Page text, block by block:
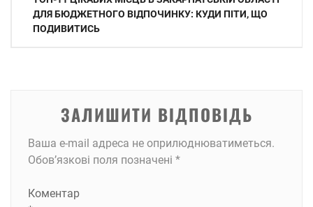
записів
ДЛЯ БЮДЖЕТНОГО ВІДПОЧИНКУ: КУДИ ПІТИ, ЩО
ПОДИВИТИСЬ
ЗАЛИШИТИ ВІДПОВІДЬ
Ваша e-mail адреса не оприлюднюватиметься.
Обов’язкові поля позначені *
Коментар